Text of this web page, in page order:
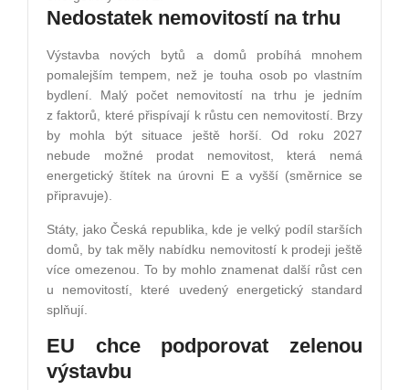
Nedostatek nemovitostí na trhu
Výstavba nových bytů a domů probíhá mnohem
pomalejším tempem, než je touha osob po vlastním
bydlení. Malý počet nemovitostí na trhu je jedním
z faktorů, které přispívají k růstu cen nemovitostí. Brzy
by mohla být situace ještě horší. Od roku 2027
nebude možné prodat nemovitost, která nemá
energetický štítek na úrovni E a vyšší (směrnice se
připravuje).
Státy, jako Česká republika, kde je velký podíl starších
domů, by tak měly nabídku nemovitostí k prodeji ještě
více omezenou. To by mohlo znamenat další růst cen
u nemovitostí, které uvedený energetický standard
splňují.
EU chce podporovat zelenou
výstavbu